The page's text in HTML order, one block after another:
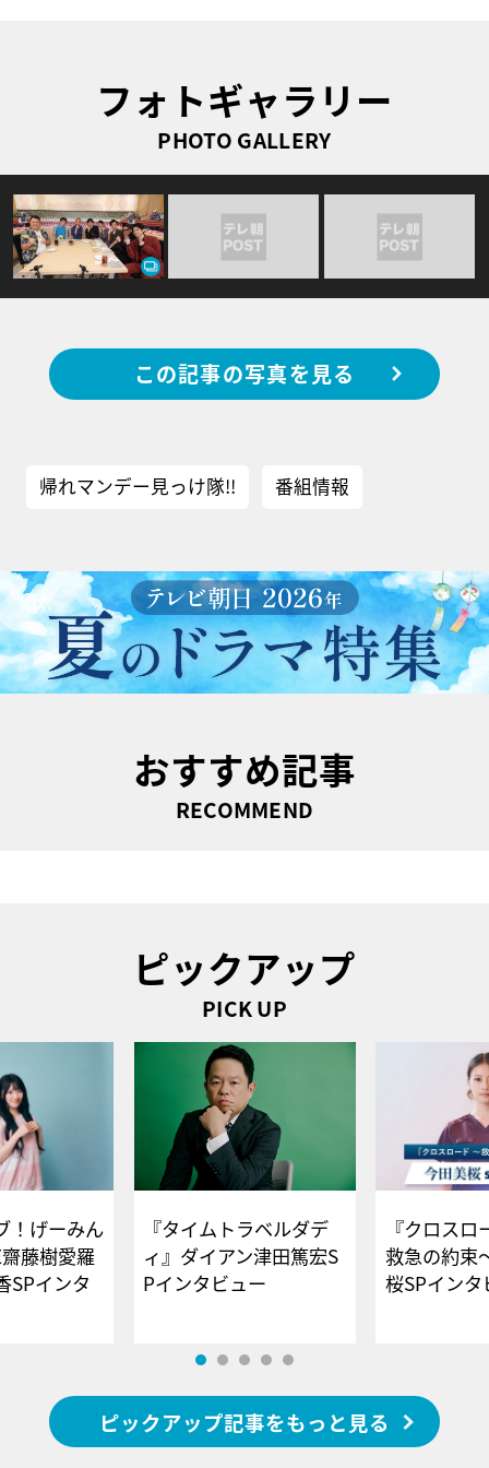
フォトギャラリー
PHOTO GALLERY
この記事の写真を見る
帰れマンデー見っけ隊!! 番組情報
おすすめ記事
RECOMMEND
ピックアップ
PICK UP
！げーみん
藤樹愛羅
SPインタ
『タイムトラベルダデ
ィ』ダイアン津田篤宏S
Pインタビュー
『クロス
救急の約束
桜SPイ
ピックアップ記事をもっと見る